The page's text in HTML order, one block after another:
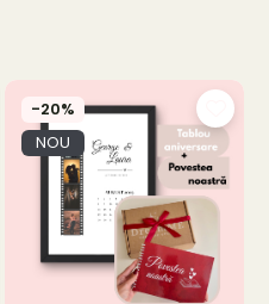
-20%
NOU